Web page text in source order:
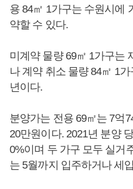
용 84㎡ 1가구는 수원시에
약할 수 있다.
미계약 물량 69㎡ 1가구는
나 계약 취소 물량 84㎡ 1
년이다.
분양가는 전용 69㎡는 7억
20만원이다. 2021년 분양
0%이며 두 가구 모두 실거
는 5월까지 입주하거나 세